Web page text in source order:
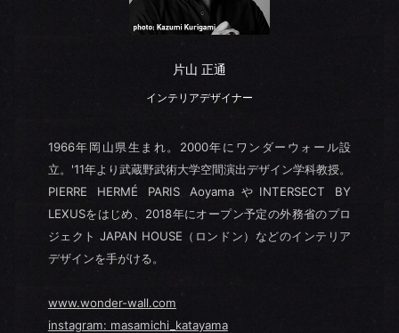
片山 正通
インテリアデザイナー
1966年岡山県生まれ。2000年にワンダーウォール設
立。'11年より武蔵野武術大学空間演出デザイン学科教授。
PIERRE HERMÉ PARIS AoyamaやINTERSECT BY
LEXUSをはじめ、2018年にオープン予定の外務省のプロ
ジェクト JAPAN HOUSE（ロンドン）などのインテリア
デザインを手がける。
www.wonder-wall.com
instagram: masamichi_katayama